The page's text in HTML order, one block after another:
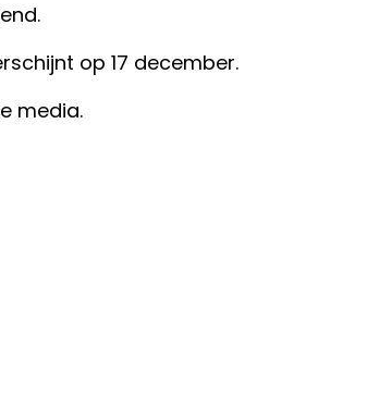
op 17 december.
media.